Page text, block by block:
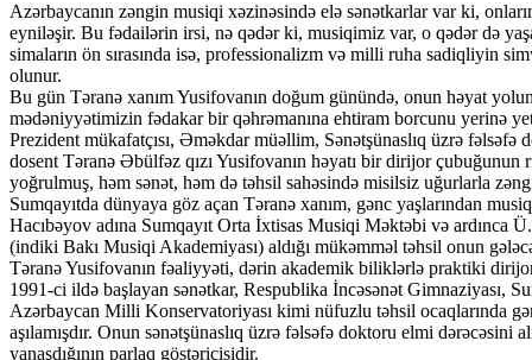
Azərbaycanın zəngin musiqi xəzinəsində elə sənətkarlar var ki, onların adı sənətin ən nəcib, ən fədakar qolu ilə – xor ifaçılığı ilə
eyniləşir. Bu fədailərin irsi, nə qədər ki, musiqimiz var, o qədər də
simaların ön sırasında isə, professionalizm və milli ruha sadiqliyin
olunur.
Bu gün Təranə xanım Yusifovanın doğum günündə, onun həyat
mədəniyyətimizin fədakar bir qəhrəmanına ehtiram borcunu yerinə
Prezident mükafatçısı, Əməkdar müəllim, Sənətşünaslıq üzrə
dosent Təranə Əbülfəz qızı Yusifovanın həyatı bir dirijor
yoğrulmuş, həm sənət, həm də təhsil sahəsində misilsiz uğurlarla
Sumqayıtda dünyaya göz açan Təranə xanım, gənc yaşlarından
Hacıbəyov adına Sumqayıt Orta İxtisas Musiqi Məktəbi və ardınca
(indiki Bakı Musiqi Akademiyası) aldığı mükəmməl təhsil onun
Təranə Yusifovanın fəaliyyəti, dərin akademik biliklərlə praktiki
1991-ci ildə başlayan sənətkar, Respublika İncəsənət Gimnaziyası,
Azərbaycan Milli Konservatoriyası kimi nüfuzlu təhsil ocaqlarında
aşılamışdır. Onun sənətşünaslıq üzrə fəlsəfə doktoru elmi dərəcəsini
yanaşdığının parlaq göstəricisidir.